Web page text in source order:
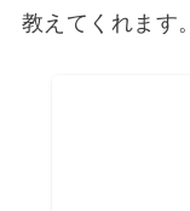
教えてくれます。